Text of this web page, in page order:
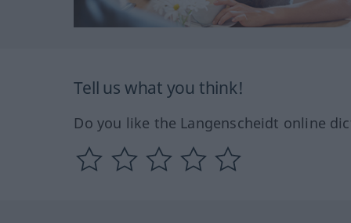
Tell us what you think!
Do you like the Langenscheidt online